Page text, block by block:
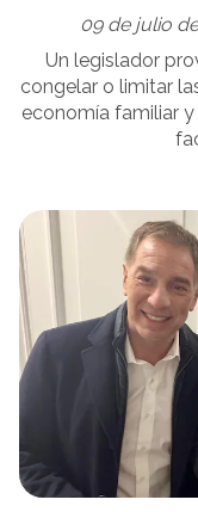
09 de julio
Un legislador
congelar o limitar
economía familiar